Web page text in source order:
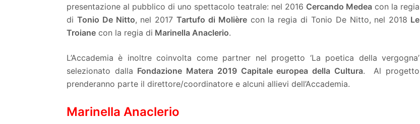
presentazione al pubblico di uno spettacolo teatrale: nel 2016 Cercando Medea con la regia
di Tonio De Nitto, nel 2017Tartufo di Molièrecon la regia di Tonio De Nitto, nel 2018 Le
Troiane con la regia di Marinella Anaclerio.
L’Accademia è inoltre coinvolta come partner nel progetto ‘La poetica della vergogna’
selezionato dalla Fondazione Matera 2019 Capitale europea della Cultura. Al progetto
prenderanno parte il direttore/coordinatore e alcuni allievi dell’Accademia.
Marinella Anaclerio